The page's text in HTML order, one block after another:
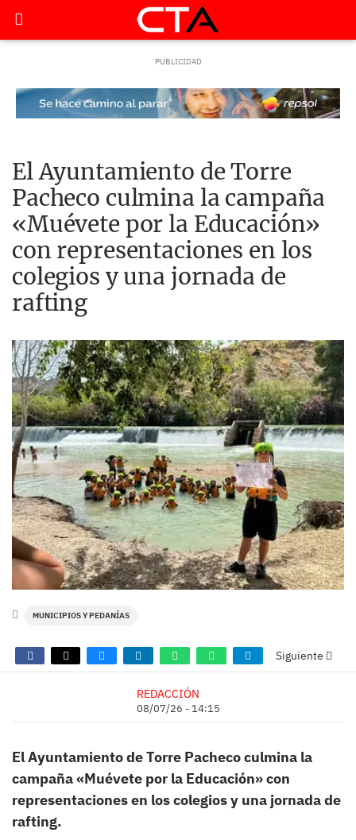
El Ayuntamiento de Torre
Pacheco culmina la campaña
«Muévete por la Educación»
con representaciones en los
colegios y una jornada de
rafting
MUNICIPIOS Y PEDANÍAS
Siguiente
REDACCIÓN
08/07/26 - 14:15
El Ayuntamiento de Torre Pacheco culmina la
campaña «Muévete por la Educación» con
representaciones en los colegios y una jornada de
rafting.